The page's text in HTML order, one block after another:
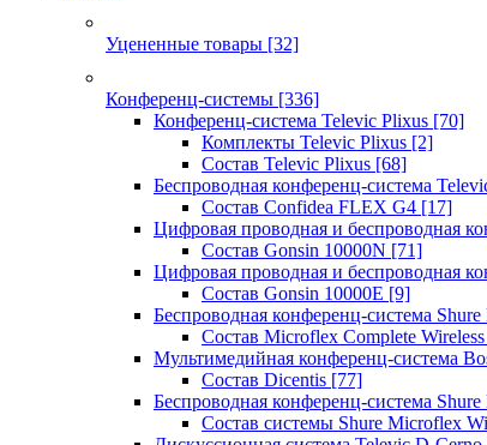
Уцененные товары [32]
Конференц-системы [336]
Конференц-система Televic Plixus [70]
Комплекты Televic Plixus [2]
Состав Televic Plixus [68]
Беспроводная конференц-система
Состав Confidea FLEX G4 [17]
Цифровая проводная и беспроводная
Состав Gonsin 10000N [71]
Цифровая проводная и беспроводная
Состав Gonsin 10000E [9]
Беспроводная конференц-система
Состав Microflex Complete Wireless
Мультимедийная конференц-система
Состав Dicentis [77]
Беспроводная конференц-система
Состав системы Shure Microflex